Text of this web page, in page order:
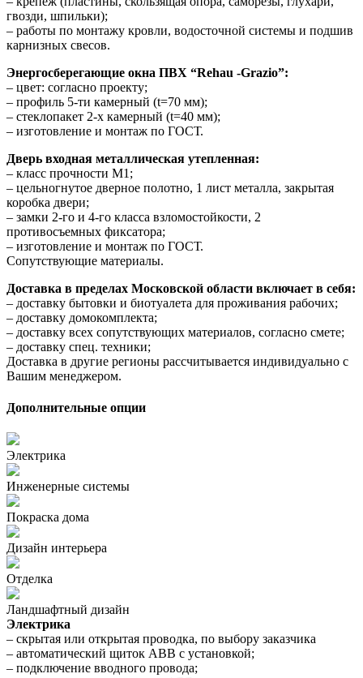
гвозди, шпильки);
– работы по монтажу кровли, водосточной системы и подшив
карнизных свесов.
Энергосберегающие окна ПВХ “Rehau -Grazio”:
– цвет: согласно проекту;
– профиль 5-ти камерный (t=70 мм);
– стеклопакет 2-х камерный (t=40 мм);
– изготовление и монтаж по ГОСТ.
Дверь входная металлическая утепленная:
– класс прочности М1;
– цельногнутое дверное полотно, 1 лист металла, закрытая
коробка двери;
– замки 2-го и 4-го класса взломостойкости, 2
противосъемных фиксатора;
– изготовление и монтаж по ГОСТ.
Сопутствующие материалы.
Доставка в пределах Московской области включает в себя:
– доставку бытовки и биотуалета для проживания рабочих;
– доставку домокомплекта;
– доставку всех сопутствующих материалов, согласно смете;
– доставку спец. техники;
Доставка в другие регионы рассчитывается индивидуально с
Вашим менеджером.
Дополнительные опции
Электрика
Инженерные системы
Покраска дома
Дизайн интерьера
Отделка
Ландшафтный дизайн
Электрика
– скрытая или открытая проводка, по выбору заказчика
– автоматический щиток ABB с установкой;
– подключение вводного провода;